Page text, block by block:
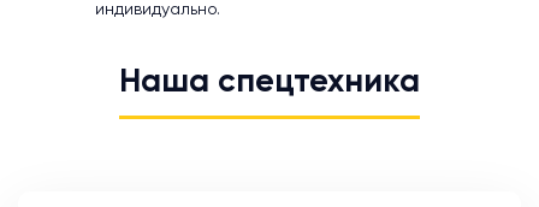
индивидуально.
Наша спецтехника